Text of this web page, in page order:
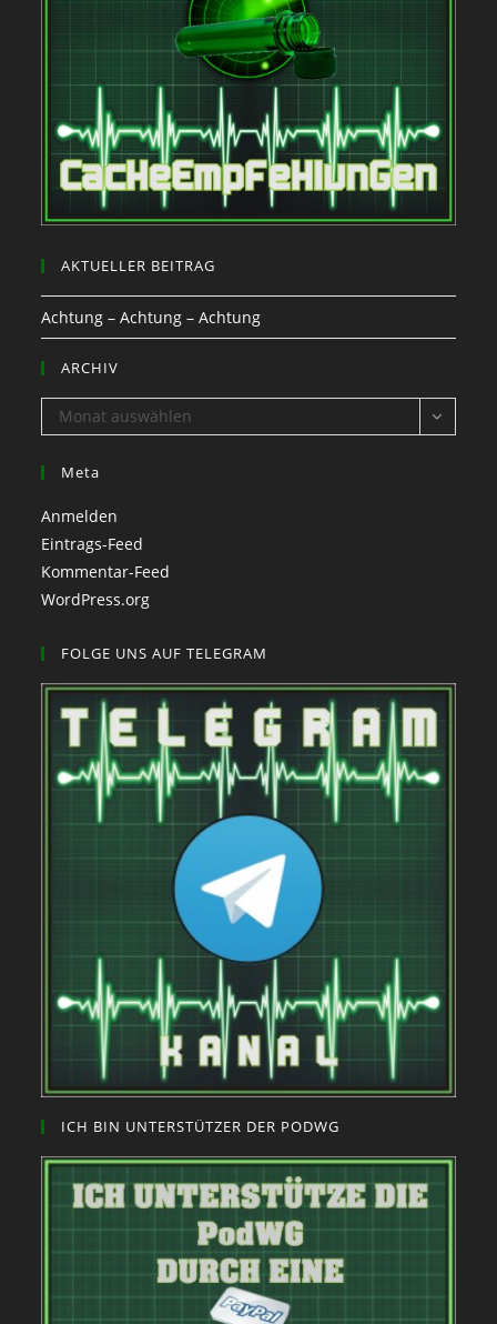
AKTUELLER BEITRAG
Achtung – Achtung – Achtung
ARCHIV
ARCHIV
Monat auswählen
Meta
Anmelden
Eintrags-Feed
Kommentar-Feed
WordPress.org
FOLGE UNS AUF TELEGRAM
ICH BIN UNTERSTÜTZER DER PODWG